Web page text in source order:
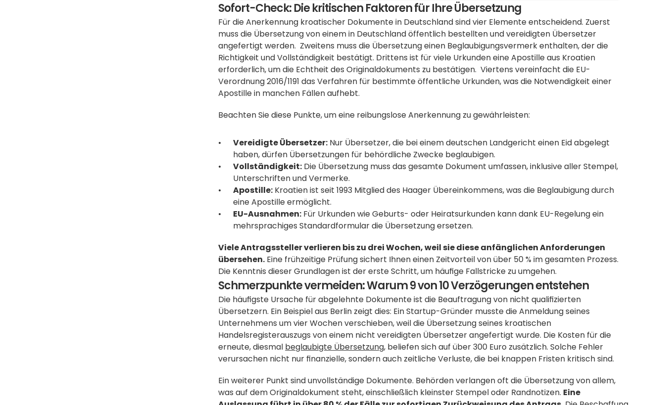
Sofort-Check: Die kritischen Faktoren für Ihre Übersetzung
Für die Anerkennung kroatischer Dokumente in Deutschland sind vier Elemente entscheidend. Zuerst
muss die Übersetzung von einem in Deutschland öffentlich bestellten und vereidigten Übersetzer
angefertigt werden.  Zweitens muss die Übersetzung einen Beglaubigungsvermerk enthalten, der die
Richtigkeit und Vollständigkeit bestätigt. Drittens ist für viele Urkunden eine Apostille aus Kroatien
erforderlich, um die Echtheit des Originaldokuments zu bestätigen.  Viertens vereinfacht die EU-
Verordnung 2016/1191 das Verfahren für bestimmte öffentliche Urkunden, was die Notwendigkeit einer
Apostille in manchen Fällen aufhebt.
Beachten Sie diese Punkte, um eine reibungslose Anerkennung zu gewährleisten:
Vereidigte Übersetzer: Nur Übersetzer, die bei einem deutschen Landgericht einen Eid abgelegt
haben, dürfen Übersetzungen für behördliche Zwecke beglaubigen.
Vollständigkeit: Die Übersetzung muss das gesamte Dokument umfassen, inklusive aller Stempel,
Unterschriften und Vermerke.
Apostille: Kroatien ist seit 1993 Mitglied des Haager Übereinkommens, was die Beglaubigung durch
eine Apostille ermöglicht.
EU-Ausnahmen: Für Urkunden wie Geburts- oder Heiratsurkunden kann dank EU-Regelung ein
mehrsprachiges Standardformular die Übersetzung ersetzen.
Viele Antragssteller verlieren bis zu drei Wochen, weil sie diese anfänglichen Anforderungen
übersehen. Eine frühzeitige Prüfung sichert Ihnen einen Zeitvorteil von über 50 % im gesamten Prozess.
Die Kenntnis dieser Grundlagen ist der erste Schritt, um häufige Fallstricke zu umgehen.
Schmerzpunkte vermeiden: Warum 9 von 10 Verzögerungen entstehen
Die häufigste Ursache für abgelehnte Dokumente ist die Beauftragung von nicht qualifizierten
Übersetzern. Ein Beispiel aus Berlin zeigt dies: Ein Startup-Gründer musste die Anmeldung seines
Unternehmens um vier Wochen verschieben, weil die Übersetzung seines kroatischen
Handelsregisterauszugs von einem nicht vereidigten Übersetzer angefertigt wurde. Die Kosten für die
erneute, diesmal beglaubigte Übersetzung, beliefen sich auf über 300 Euro zusätzlich. Solche Fehler
verursachen nicht nur finanzielle, sondern auch zeitliche Verluste, die bei knappen Fristen kritisch sind.
Ein weiterer Punkt sind unvollständige Dokumente. Behörden verlangen oft die Übersetzung von allem,
was auf dem Originaldokument steht, einschließlich kleinster Stempel oder Randnotizen. Eine